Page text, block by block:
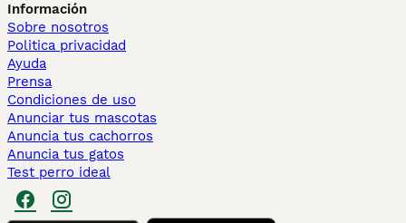
Información
Sobre nosotros
Politica privacidad
Ayuda
Prensa
Condiciones de uso
Anunciar tus mascotas
Anuncia tus cachorros
Anuncia tus gatos
Test perro ideal